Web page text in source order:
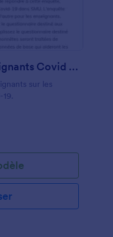
savoir ce qu'ils
académique.
Questionnaire Des Enseignants Covid 19
sur les